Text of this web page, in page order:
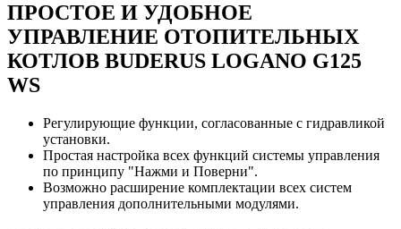
ПРОСТОЕ И УДОБНОЕ
УПРАВЛЕНИЕ ОТОПИТЕЛЬНЫХ
КОТЛОВ BUDERUS LOGANO G125
WS
Регулирующие функции, согласованные с гидравликой
установки.
Простая настройка всех функций системы управления
по принципу "Нажми и Поверни".
Возможно расширение комплектации всех систем
управления дополнительными модулями.